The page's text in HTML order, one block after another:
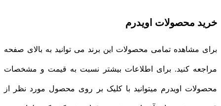
خرید محصولات اویدرم
برای مشاهده تمامی محصولات این برند می توانید به بالای صفحه
مراجعه کنید. برای اطلاعات بیشتر نسبت به قیمت و مشخصات
محصولات اویدرم میتوانید با کلیک بر روی محصول مورد نظر از